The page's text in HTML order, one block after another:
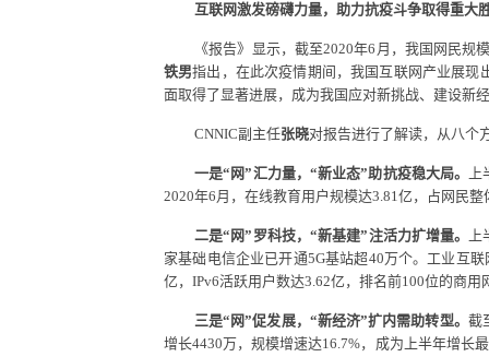
互联网激发磅礴力量，助力抗疫斗争取得重大
《报告》显示，截至2020年6 月，我国网民规
铁男指出，在此次疫情期间，我国互联网产业展
面取得了显著进展，成为我国应对新挑战、建设新
CNNIC副主任张晓对报告进行了解读，从八个
一是“网”汇力量，“新业态”助抗疫稳大局。
2020年6月，在线教育用户规模达3.81亿，占网民整
二是“网”罗科技，“新基建”注活力扩增量。
家基础电信企业已开通5G基站超40万个。工业互
亿， IPv6活跃用户数达3.62亿，排名前100位的商用
三是“网”促发展，“新经济”扩内需助转型。 截
增长4430万，规模增速达16.7%，成为上半年增长